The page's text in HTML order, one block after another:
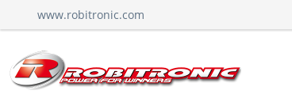
www.robitronic.com